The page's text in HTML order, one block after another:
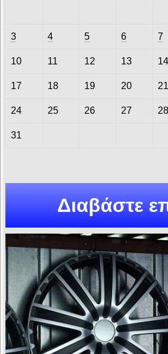
3 4 5 6 7
10 11 12 13 14
17 18 19 20 21
24 25 26 27 28
31
Διαβάστε